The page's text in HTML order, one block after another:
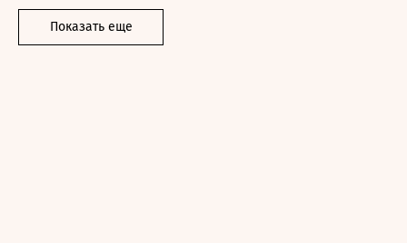
Показать еще